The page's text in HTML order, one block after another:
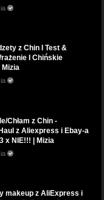
z Chin I Test &
I Chińskie
Mizia
Chłam z Chin -
z Aliexpress i Ebay-a
x NIE!!! | Mizia
makeup z AliExpress i